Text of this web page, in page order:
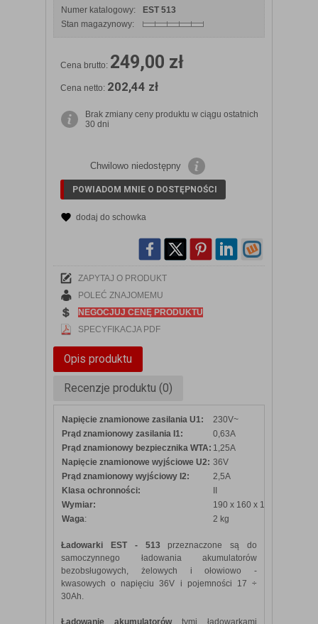
Numer katalogowy:
EST 513
Stan magazynowy:
Cena brutto: 249,00 zł
Cena netto: 202,44 zł
Brak zmiany ceny produktu w ciągu ostatnich
30 dni
Chwilowo niedostępny
POWIADOM MNIE O DOSTĘPNOŚCI
dodaj do schowka
ZAPYTAJ O PRODUKT
POLEĆ ZNAJOMEMU
NEGOCJUJ CENĘ PRODUKTU
SPECYFIKACJA PDF
Opis produktu
Recenzje produktu (0)
Napięcie znamionowe zasilania U1:
230V~
Prąd znamionowy zasilania I1:
0,63A
Prąd znamionowy bezpiecznika WTA: 1,25A
Napięcie znamionowe wyjściowe U2: 36V
Prąd znamionowy wyjściowy I2:
2,5A
Klasa ochronności:
II
Wymiar:
190 x 160 x 110
Waga: 2 kg
Ładowarki EST - 513 przeznaczone są do
samoczynnego ładowania akumulatorów
bezobsługowych, żelowych i ołowiowo -
kwasowych o napięciu 36V i pojemności 17 ÷
30Ah.
Ładowanie akumulatorów tymi ładowarkami